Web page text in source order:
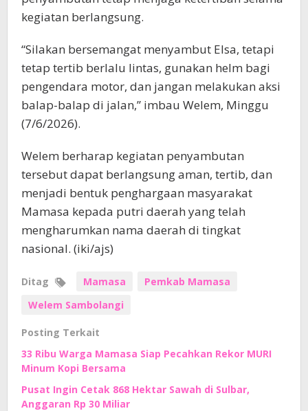
kegiatan berlangsung.
“Silakan bersemangat menyambut Elsa, tetapi
tetap tertib berlalu lintas, gunakan helm bagi
pengendara motor, dan jangan melakukan aksi
balap-balap di jalan,” imbau Welem, Minggu
(7/6/2026).
Welem berharap kegiatan penyambutan
tersebut dapat berlangsung aman, tertib, dan
menjadi bentuk penghargaan masyarakat
Mamasa kepada putri daerah yang telah
mengharumkan nama daerah di tingkat
nasional. (iki/ajs)
Ditag Mamasa
Pemkab Mamasa
Welem Sambolangi
Posting Terkait
33 Ribu Warga Mamasa Siap Pecahkan Rekor MURI
Minum Kopi Bersama
Pusat Ingin Cetak 868 Hektar Sawah di Sulbar,
Anggaran Rp 30 Miliar